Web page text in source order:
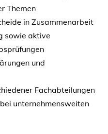
Themen
in Zusammenarbeit
sowie aktive
und
Fachabteilungen
unternehmensweiten